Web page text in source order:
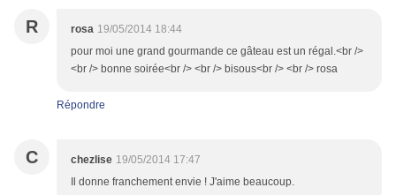
R rosa 19/05/2014 18:44
pour moi une grand gourmande ce gâteau est un régal.<br />
<br /> bonne soirée<br /> <br /> bisous<br /> <br /> rosa
Répondre
C chezlise 19/05/2014 17:47
Il donne franchement envie ! J'aime beaucoup.